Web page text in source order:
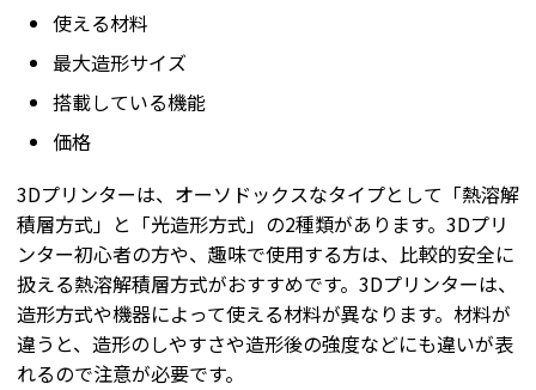
使える材料
最大造形サイズ
搭載している機能
価格
3Dプリンターは、オーソドックスなタイプとして「熱溶解
積層方式」と「光造形方式」の2種類があります。3Dプリ
ンター初心者の方や、趣味で使用する方は、比較的安全に
扱える熱溶解積層方式がおすすめです。3Dプリンターは、
造形方式や機器によって使える材料が異なります。材料が
違うと、造形のしやすさや造形後の強度などにも違いが表
れるので注意が必要です。